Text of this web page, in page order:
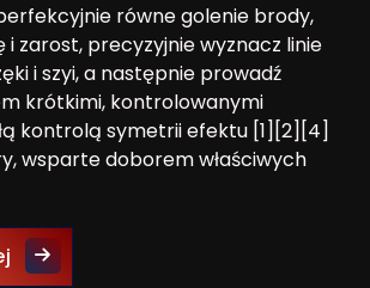
równe golenie brody,
i zarost, precyzyjnie wyznacz linie
i szyi, a następnie prowadź
krótkimi, kontrolowanymi
kontrolą symetrii efektu [1][2][4]
wsparte doborem właściwych
Jak osiągnąć perfekcyjnie równe